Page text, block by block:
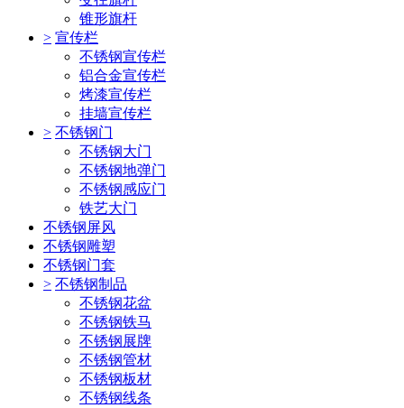
锥形旗杆
> 宣传栏
不锈钢宣传栏
铝合金宣传栏
烤漆宣传栏
挂墙宣传栏
> 不锈钢门
不锈钢大门
不锈钢地弹门
不锈钢感应门
铁艺大门
不锈钢屏风
不锈钢雕塑
不锈钢门套
> 不锈钢制品
不锈钢花盆
不锈钢铁马
不锈钢展牌
不锈钢管材
不锈钢板材
不锈钢线条